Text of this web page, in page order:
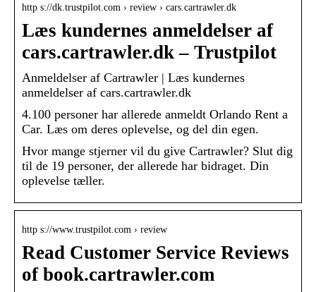
http s://dk.trustpilot.com › review › cars.cartrawler.dk
Læs kundernes anmeldelser af
cars.cartrawler.dk – Trustpilot
Anmeldelser af Cartrawler | Læs kundernes
anmeldelser af cars.cartrawler.dk
4.100 personer har allerede anmeldt Orlando Rent a
Car. Læs om deres oplevelse, og del din egen.
Hvor mange stjerner vil du give Cartrawler? Slut dig
til de 19 personer, der allerede har bidraget. Din
oplevelse tæller.
http s://www.trustpilot.com › review
Read Customer Service Reviews
of book.cartrawler.com